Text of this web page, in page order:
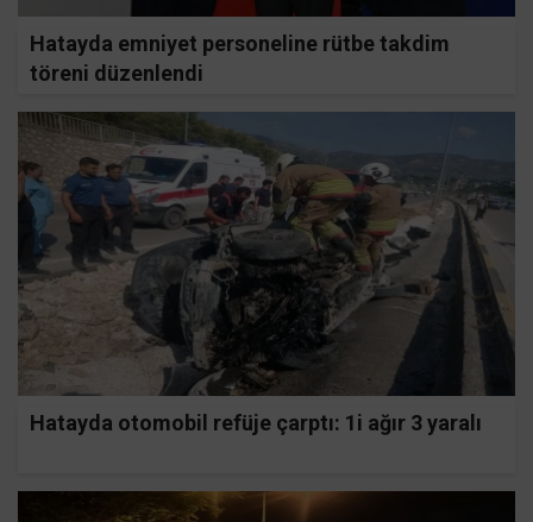
Hatayda emniyet personeline rütbe takdim
töreni düzenlendi
Hatayda otomobil refüje çarptı: 1i ağır 3 yaralı